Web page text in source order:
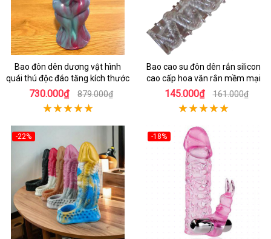
Bao đôn dên dương vật hình
quái thú độc đáo tăng kích thước
730.000₫ 879.000₫
Bao cao su đôn dên rắn silicon
cao cấp hoa văn rắn mềm mại
145.000₫ 161.000₫
-22% -18%